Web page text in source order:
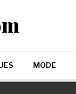
MODE